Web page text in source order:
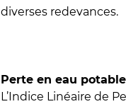
diverses redevances.
Perte en eau
L’Indice Linéaire de